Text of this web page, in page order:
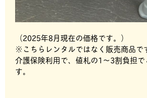
（2025年8月現在の価格です。）
※こちらレンタルではなく販売商品で
介護保険利用で、値札の1～3割負担
す。